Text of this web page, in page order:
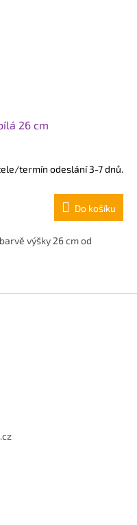
26 cm
termín odeslání 3-7 dnů.
Do košíku
výšky 26 cm od